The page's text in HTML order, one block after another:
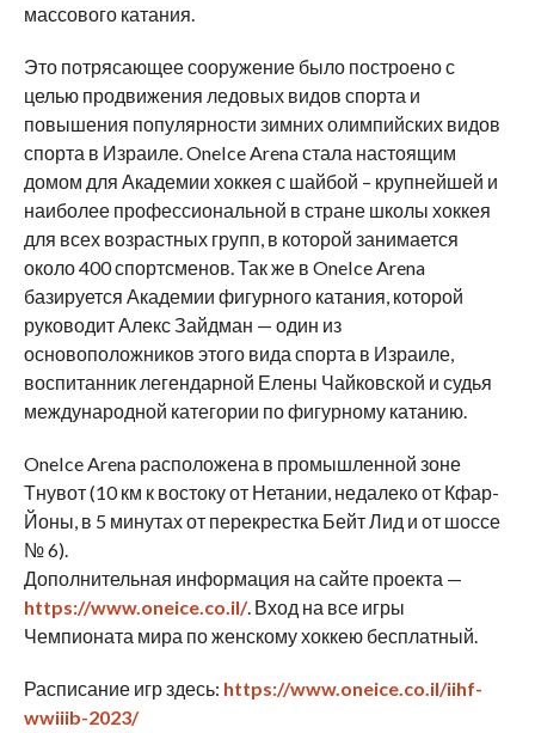
массового катания.
Это потрясающее сооружение было построено с
целью продвижения ледовых видов спорта и
повышения популярности зимних олимпийских видов
спорта в Израиле. OneIce Arena стала настоящим
домом для Академии хоккея с шайбой – крупнейшей и
наиболее профессиональной в стране школы хоккея
для всех возрастных групп, в которой занимается
около 400 спортсменов. Так же в OneIce Arena
базируется Академии фигурного катания, которой
руководит Алекс Зайдман — один из
основоположников этого вида спорта в Израиле,
воспитанник легендарной Елены Чайковской и судья
международной категории по фигурному катанию.
OneIce Arena расположена в промышленной зоне
Тнувот (10 км к востоку от Нетании, недалеко от Кфар-
Йоны, в 5 минутах от перекрестка Бейт Лид и от шоссе
№ 6).
Дополнительная информация на сайте проекта —
https://www.oneice.co.il/. Вход на все игры
Чемпионата мира по женскому хоккею бесплатный.
Расписание игр здесь: https://www.oneice.co.il/iihf-
wwiiib-2023/